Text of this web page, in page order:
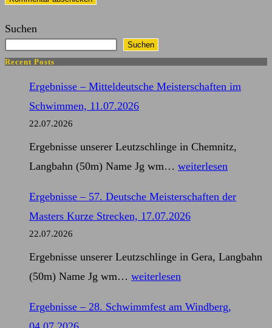
ein
Suchen
Suchen
Recent Posts
Ergebnisse – Mitteldeutsche Meisterschaften im
Schwimmen, 11.07.2026
22.07.2026
Ergebnisse unserer Leutzschlinge in Chemnitz,
Langbahn (50m) Name Jg wm… Ergebnisse
Mitteldeutsche
Meisterschaften
Schwimmen,
11.07.2026
weiterlesen
Ergebnisse – 57. Deutsche Meisterschaften der
Masters Kurze Strecken, 17.07.2026
22.07.2026
Ergebnisse unserer Leutzschlinge in Gera, Langbahn
(50m) Name Jg wm… Ergebnisse
57.
weiterlesen
Ergebnisse – 28. Schwimmfest am Windberg,